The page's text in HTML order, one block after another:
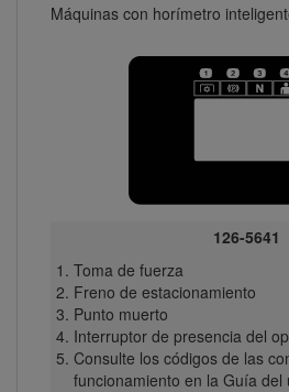
Máquinas con horímetro
126-5641
Toma de fuerza
Freno de estacionamiento
Punto muerto
Interruptor de presencia del
Consulte los códigos de las
funcionamiento en la Guía del